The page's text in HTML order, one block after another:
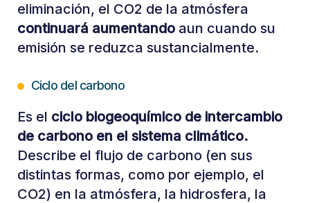
eliminación, el CO2 de la atmósfera
continuará aumentandoaun cuando su
emisión se reduzca sustancialmente.
Ciclo del carbono
Es el ciclo biogeoquímico de intercambio
de carbono en el sistema climático.
Describe el flujo de carbono (en sus
distintas formas, como por ejemplo, el
CO2) en la atmósfera, la hidrosfera, la